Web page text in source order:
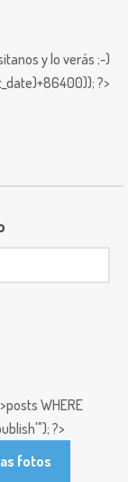
y lo verás ;-)
?>
WHERE
?>
fotos